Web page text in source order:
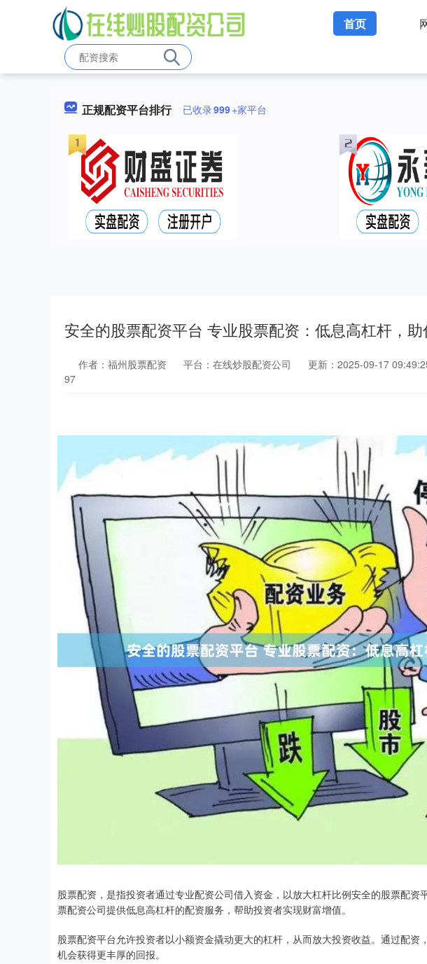
首页
正规配资平台排行 已收录999+家平台
安全的股票配资平台 专业股票配资：低息高杠杆，
作者：福州股票配资 平台：在线炒股配资公司 更新：2025-09-17
97
股票配资，是指投资者通过专业配资公司借入资金，以放大杠杆比例安全的股票配资
票配资公司提供低息高杠杆的配资服务，帮助投资者实现财富增值。
股票配资平台允许投资者以小额资金撬动更大的杠杆，从而放大投资收益。通过配资
机会获得更丰厚的回报。